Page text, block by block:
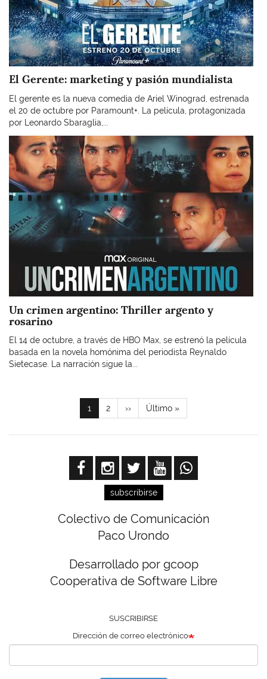
El Gerente: marketing y pasión mundialista
El gerente es la nueva comedia de Ariel Winograd, estrenada
el 20 de octubre por Paramount+. La película, protagonizada
por Leonardo Sbaraglia,...
Imagen
Un crimen argentino: Thriller argento y
rosarino
El 14 de octubre, a través de HBO Max, se estrenó la película
basada en la novela homónima del periodista Reynaldo
Sietecase. La narración sigue la...
Página
actual
1 Page
2
Siguiente
página
››
Última
página
Último »
subscribirse
Colectivo de Comunicación
Paco Urondo
Desarrollado por gcoop
Cooperativa de Software Libre
SUSCRIBIRSE
Dirección de correo electrónico